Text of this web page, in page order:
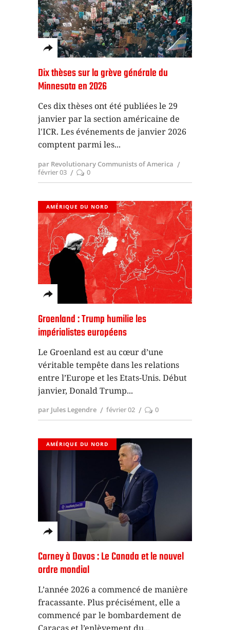
Dix thèses sur la grève générale du
Minnesota en 2026
Ces dix thèses ont été publiées le 29
janvier par la section américaine de
l'ICR. Les événements de janvier 2026
comptent parmi les
par Revolutionary Communists of America
février 03
0
AMÉRIQUE DU NORD
Groenland : Trump humilie les
impérialistes européens
Le Groenland est au cœur d’une
véritable tempête dans les relations
entre l’Europe et les Etats-Unis. Début
janvier, Donald Trump
par Jules Legendre février 02 0
AMÉRIQUE DU NORD
Carney à Davos : Le Canada et le nouvel
ordre mondial
L’année 2026 a commencé de manière
fracassante. Plus précisément, elle a
commencé par le bombardement de